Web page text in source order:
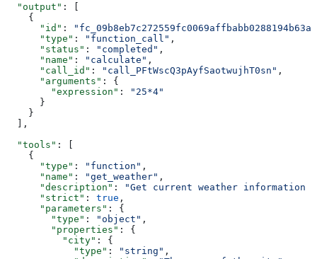
  "output"
: [
    {
      "id"
:
      "type"
: "function_call" ,
      "status"
: "completed" ,
      "name"
: "calculate" ,
      "call_id"
: "call_PFtWscQ3pAyfSaotwujhT0sn" ,
      "arguments"
: {
        "expression"
:
"25*4"
      }
    }
  ],
  "tools"
: [
    {
      "type"
: "function" ,
      "name"
: "get_weather" ,
      "description"
:
"Get current weather
      "strict"
: true ,
      "parameters"
: {
        "type"
: "object" ,
        "properties"
: {
          "city"
: {
            "type"
: "string" ,